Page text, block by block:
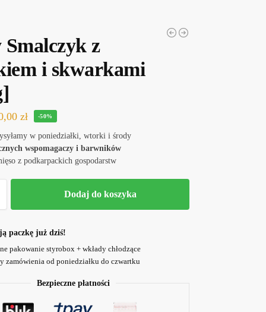
Smalczyk z
i skwarkami
zł -50%
w poniedziałki, wtorki i środy
wspomagaczy i barwników
z podkarpackich gospodarstw
Dodaj do koszyka
paczkę już dziś!
pakowanie styrobox + wkłady chłodzące
zamówienia od poniedziałku do czwartku
Bezpieczne płatności